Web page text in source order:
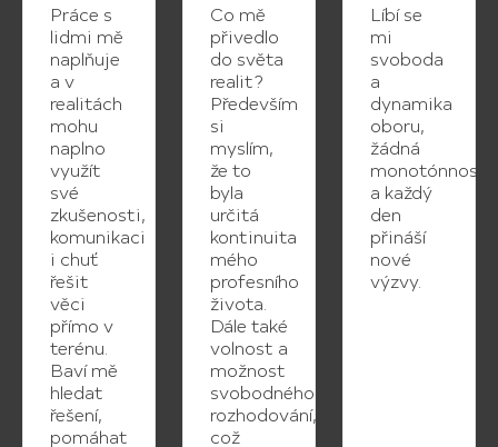
Práce s
lidmi mě
naplňuje
a v
realitách
mohu
naplno
využít
své
zkušenosti,
komunikaci
i chuť
řešit
věci
přímo v
terénu.
Baví mě
hledat
řešení,
pomáhat
Co mě
přivedlo
do světa
realit?
Především
si
myslím,
že to
byla
určitá
kontinuita
mého
profesního
života.
Dále také
volnost a
možnost
svobodného
rozhodování,
což
Líbí se
mi
svoboda
a
dynamika
oboru,
žádná
monotónnost
a každý
den
přináší
nové
výzvy.